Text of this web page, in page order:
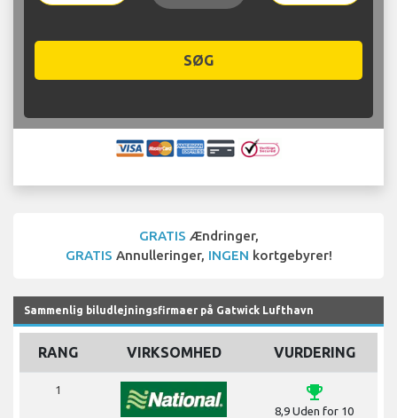
SØG
GRATIS Ændringer,
GRATIS Annulleringer, INGEN kortgebyrer!
Sammenlig biludlejningsfirmaer på Gatwick Lufthavn
RANG VIRKSOMHED VURDERING
1 emoji_events
8,9 Uden for 10